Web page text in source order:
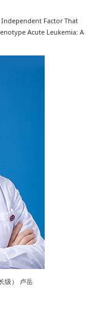
Independent Factor That
Acute Leukemia: A
级） 卢岳